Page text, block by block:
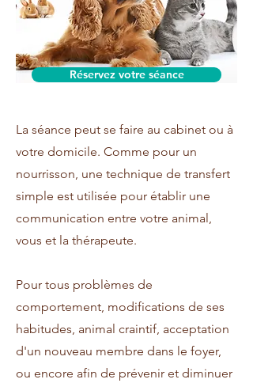
Réservez votre séance
La séance peut se faire au cabinet ou à
votre domicile. Comme pour un
nourrisson, une technique de transfert
simple est utilisée pour établir une
communication entre votre animal,
vous et la thérapeute.
Pour tous problèmes de
comportement, modifications de ses
habitudes, animal craintif, acceptation
d'un nouveau membre dans le foyer,
ou encore afin de prévenir et diminuer